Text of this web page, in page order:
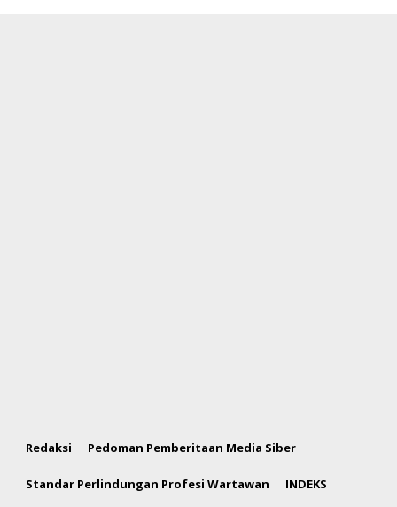
Redaksi Pedoman Pemberitaan Media Siber
Standar Perlindungan Profesi Wartawan INDEKS